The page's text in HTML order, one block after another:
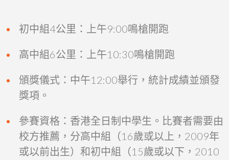
初中組4公里：上午9:00鳴槍開跑
高中組6公里：上午10:30鳴槍開跑
頒獎儀式：中午12:00舉行，統計成績並頒發
獎項。
參賽資格：香港全日制中學生。比賽者需要由
校方推薦，分高中組（16歲或以上，2009年
或以前出生）和初中組（15歲或以下，2010